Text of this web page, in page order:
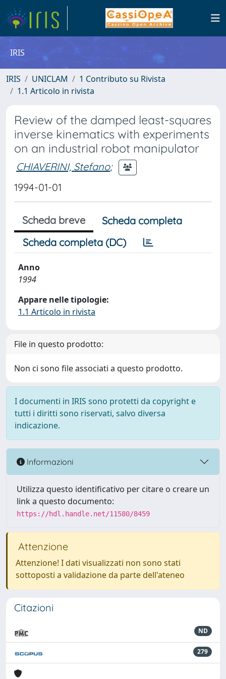
IRIS
IRIS UNICLAM
1 Contributo su Rivista
1.1 Articolo in rivista
Review of the damped least-squares
inverse kinematics with experiments
on an industrial robot manipulator
CHIAVERINI, Stefano;
1994-01-01
Scheda breve
Scheda completa
Scheda completa (DC)
Anno
1994
Appare nelle tipologie:
1.1 Articolo in rivista
File in questo prodotto:
Non ci sono file associati a questo prodotto.
I documenti in IRIS sono protetti da copyright e
tutti i diritti sono riservati, salvo diversa
indicazione.
Informazioni
Utilizza questo identificativo per citare o creare un
link a questo documento:
https://hdl.handle.net/11580/8459
Attenzione
Attenzione! I dati visualizzati non sono stati
sottoposti a validazione da parte dell'ateneo
Citazioni
ND
279